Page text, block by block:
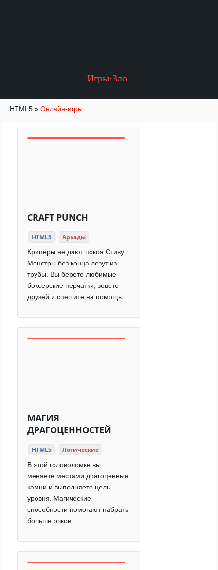
Игры·Зло
HTML5 » Онлайн-игры
CRAFT PUNCH
HTML5 Аркады
Криперы не дают покоя Стиву.
Монстры без конца лезут из
трубы. Вы берете любимые
боксерские перчатки, зовете
друзей и спешите на помощь.
МАГИЯ
ДРАГОЦЕННОСТЕЙ
HTML5 Логические
В этой головоломке вы
меняете местами драгоценные
камни и выполняете цель
уровня. Магические
способности помогают набрать
больше очков.